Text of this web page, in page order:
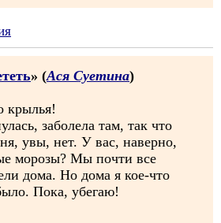
» (Ася Суетина)
крылья!
заболела там, так что
увы, нет. У вас, наверно,
морозы? Мы почти все
дома. Но дома я кое-что
Пока, убегаю!